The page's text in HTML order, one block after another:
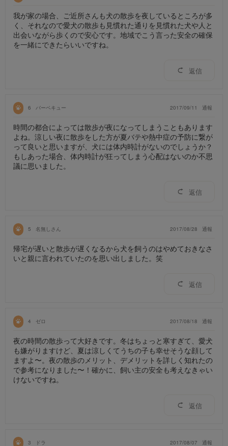
我が家の場合、ご近所さんも犬の散歩を夜しているところが多
く、それなので愛犬の散歩も見慣れた通りを見慣れた犬や人と
出会いながら歩くので安心です。地域でこう言った安全の確保
を一緒にできたらいいですね。
返信
6 バーベキュー 2017/09/11 通報
時間の都合によっては散歩が夜になってしまうこともあります
よね。涼しい夜に散歩をした方が夏バテや熱中症の予防に繋が
って良いと思いますが、犬には体内時計がないのでしょうか？
もしあった場合、体内時計が狂ってしまう心配はないのか不思
議に思いました。
返信
5 名無しさん 2017/08/28 通報
帰宅が遅いと散歩が遅くなるから犬を飼うのはやめておきなさ
いと親に言われていたのを思い出しました。笑
返信
4 ゼロ 2017/08/18 通報
夜の時間の散歩って大好きです。冬はちょっと寒すぎて、愛犬
も嫌がりますけど、夏は涼しくてうちの子も幸せそうな顔して
ますよ〜。夜の散歩のメリット、デメリットを詳しく知れたの
で参考になりました〜！確かに、飼い主の安全も考えなきゃい
けないですね。
返信
3 ドラ 2017/08/07 通報